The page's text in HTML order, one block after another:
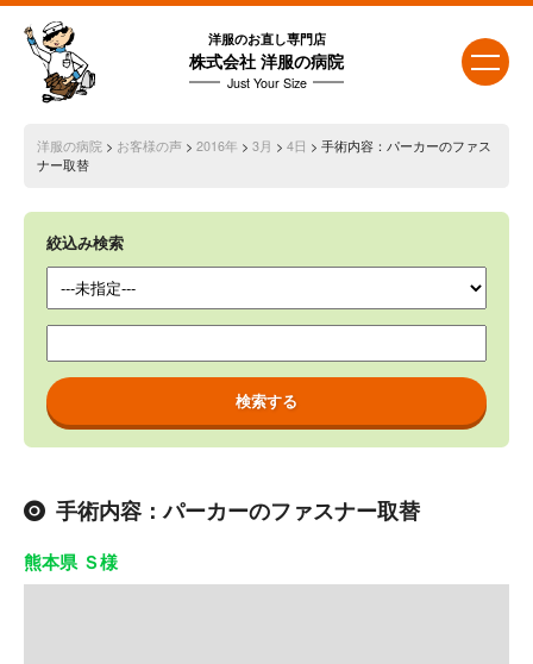
洋服のお直し専門店
株式会社 洋服の病院
Just Your Size
洋服の病院 > お客様の声> 2016年 > 3月 > 4日 > 手術内容：パーカーのファス
ナー取替
絞込み検索
手術内容：パーカーのファスナー取替
熊本県 Ｓ様